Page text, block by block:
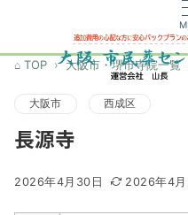
TOP 大阪市・堺市寺院一覧
大阪市 西成区
長源寺
2026年4月30日 2026年4月